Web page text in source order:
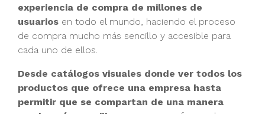
experiencia de compra de millones de
usuarios en todo el mundo, haciendo el proceso
de compra mucho más sencillo y accesible para
cada uno de ellos.
Desde catálogos visuales donde ver todos los
productos que ofrece una empresa hasta
permitir que se compartan de una manera